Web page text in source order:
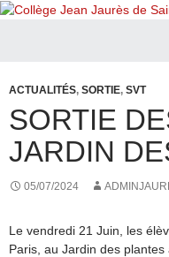
CONTENU
ACTUALITÉS, SORTIE, SVT
SORTIE
JARDIN
05/07/2024
Le vendredi 21 Juin, les
Paris, au Jardin des